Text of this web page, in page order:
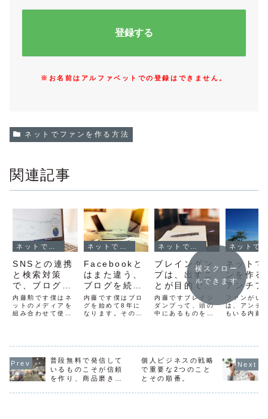
※お名前はアルファベットでの登録はできません。
ネットでファンを作る方法
関連記事
SNSとの連携
と検索対策
で、ブログの
アクセスを伸
ばす方法
内藤勲です僕はネ
ットのメディアを
組み合わせて使う
検索からも、SNS
からもアクセスが
来るように育てて
いきたいもので
Facebookと
はまた違う、
ブログを続け
ていると得ら
れる5つのメ
リット
内藤です僕はブロ
グを始めて8年に
なります。その
ログ続けてて良か
ったなと思うこと
が多々あります。
今回は、ブログを
ブレインダン
プは、出すこ
とが目的では
なく、まとめ
て凝縮させる
こと
内藤ですブレイン
ダンプって、頭の
中にあるものを全
出すだけでは逆に
混乱してしまうこ
ともあります。
「あ、こんな風に
ネットで
ンを作る
アンチフ
もできる
もこれを
ていれば
ファンがい
は、アンチ
もいる内藤
ンチファン
ます。アン
ない人はい
横スクロー
ルできます
普段無料で発信して
いるものこそが信頼
を作り、商品磨きに
個人ビジネスの戦略
で重要な2つのこと
とその順番。